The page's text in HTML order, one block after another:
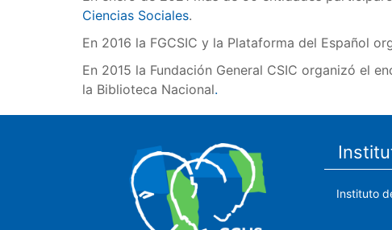
Ciencias Sociales.
En 2016 la FGCSIC y la Plataforma del Español
En 2015 la Fundación General CSIC organizó el
la Biblioteca Nacional.
Instituto